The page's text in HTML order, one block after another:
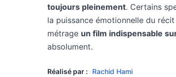
toujours pleinement. Certains
la puissance émotionnelle du
métrage un film indispensable
absolument.
Réalisé par : Rachid Hami